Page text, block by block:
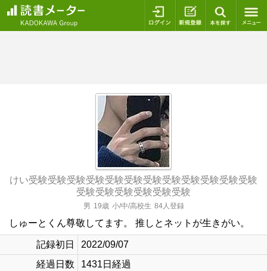
ログイン 新規登録
けい受験受験受験受験受験受験受験受験受験受験受験受験
受験受験受験受験受験受験
男 19歳 小/中/高校生 84人登録
しゅーとくん尊敬してます。 推しとネットが生きがい。
記録初日
2022/09/07
経過日数
1431日経過